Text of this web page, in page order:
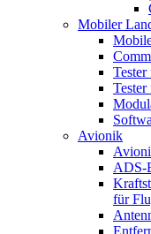
Mobiler
Avionik
ADS-
für